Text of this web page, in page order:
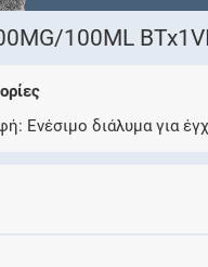
100ML
Eνέσιμο διάλυμα για